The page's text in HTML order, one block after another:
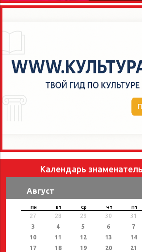
Календарь
Август
Пн Вт Ср Чт Пт
27 28 29 30 31
3
4 5 6 7
10
11 12 13 14
17
18 19 20 21